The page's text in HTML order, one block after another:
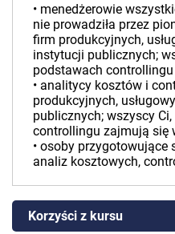
• menedżerowie
nie prowadziła przez
firm produkcyjnych,
instytucji publicznych;
podstawach
• analitycy kosztów i
produkcyjnych,
publicznych; wszyscy
controllingu zajmują się
• osoby przygotowujące
analiz kosztowych,
Korzyści z kursu